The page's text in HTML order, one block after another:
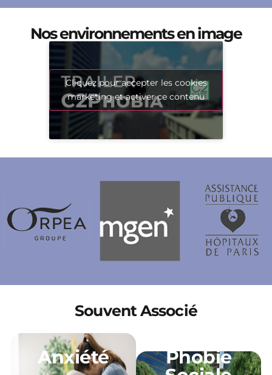
Nos environnements en image
Cliquez pour accepter les cookies
marketing et activer ce contenu
Souvent Associé
Anxiété
Phobie